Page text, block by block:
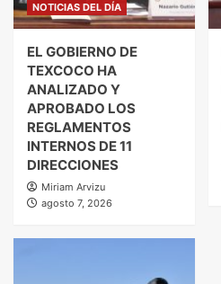
NOTICIAS DEL DÍA
EL GOBIERNO DE
TEXCOCO HA
ANALIZADO Y
APROBADO LOS
REGLAMENTOS
INTERNOS DE 11
DIRECCIONES
Miriam Arvizu
agosto 7, 2026